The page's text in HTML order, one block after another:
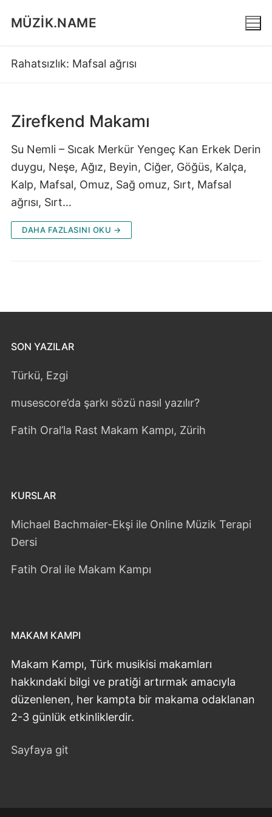
atlaMÜZIK.NAME
Rahatsızlık: Mafsal ağrısı
Zirefkend Makamı
Su Nemli – Sıcak Merkür Yengeç Kan Erkek Derin
duygu, Neşe, Ağız, Beyin, Ciğer, Göğüs, Kalça,
Kalp, Mafsal, Omuz, Sağ omuz, Sırt, Mafsal
ağrısı, Sırt…
DAHA FAZLASINI OKU →
SON YAZILAR
Türkü, Ezgi
musescore’da şarkı sözü nasıl yazılır?
Fatih Oral’la Rast Makam Kampı, Zürih
KURSLAR
Michael Bachmaier-Ekşi ile Online Müzik Terapi
Dersi
Fatih Oral ile Makam Kampı
MAKAM KAMPI
Makam Kampı, Türk musikisi makamları
hakkındaki bilgi ve pratiği artırmak amacıyla
düzenlenen, her kampta bir makama odaklanan
2-3 günlük etkinliklerdir.
Sayfaya git